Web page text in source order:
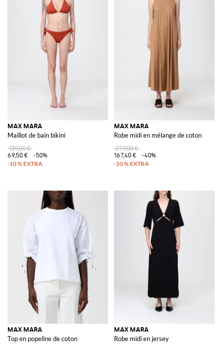
MAX MARA
Maillot de bain bikini
139,00 €
69,50 €
-50%
MAX MARA
Robe midi en mélange de coton
279,00 €
167,40 €
-40%
MAX MARA
Top en popeline de coton
MAX MARA
Robe midi en jersey